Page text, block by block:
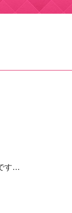
す…